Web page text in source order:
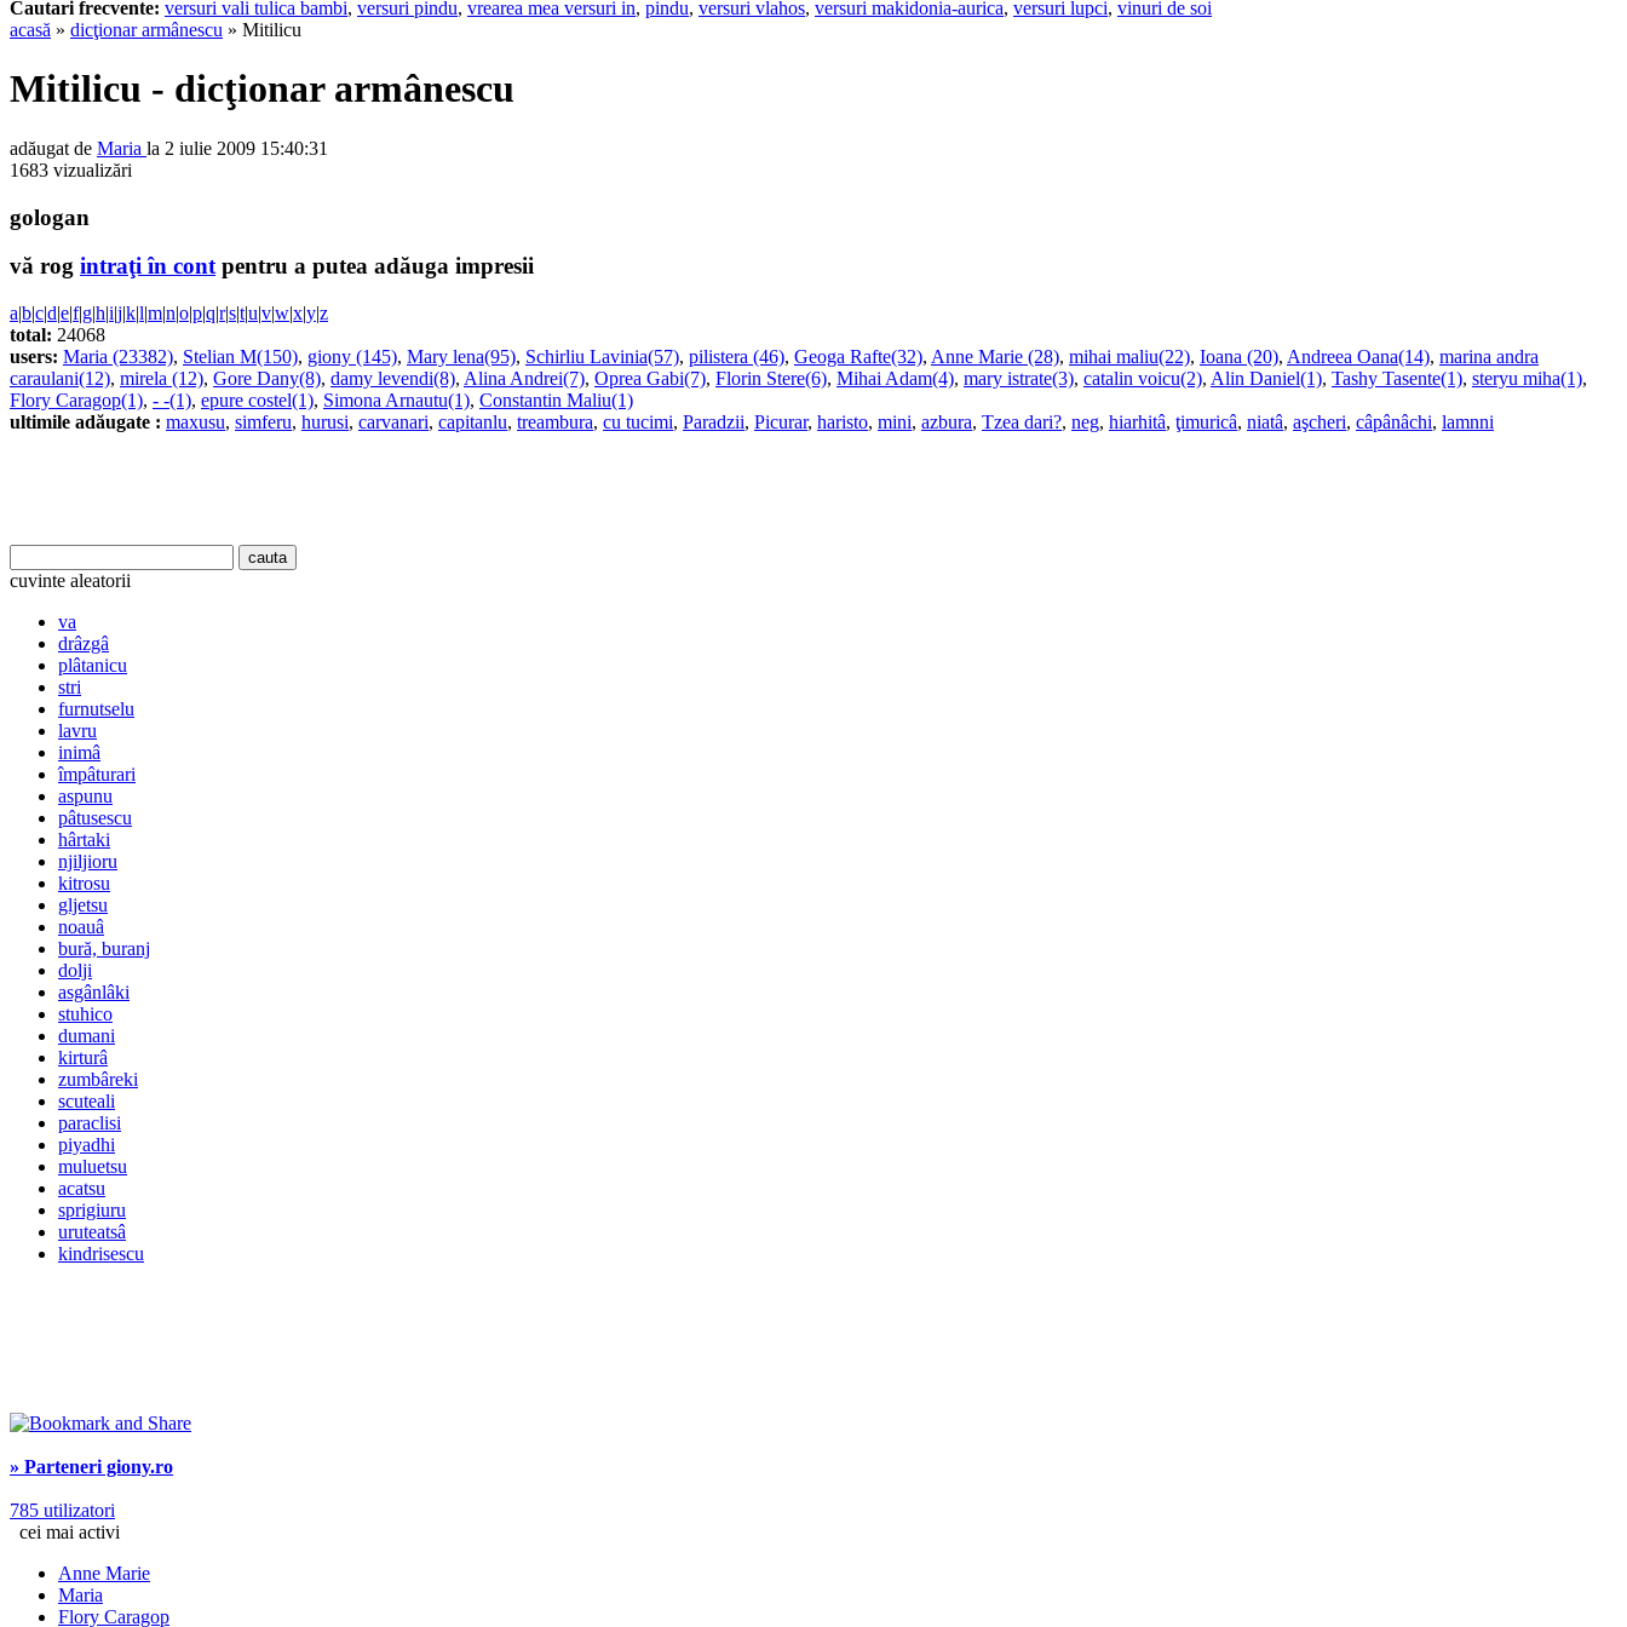
Cautari frecvente: versuri vali tulica bambi, versuri pindu, vrearea mea versuri in, pindu, versuri vlahos, versuri makidonia-aurica, versuri lupci, vinuri de soi
acasă » dicţionar armânescu » Mitilicu
Mitilicu - dicţionar armânescu
adăugat de Maria la 2 iulie 2009 15:40:31
1683 vizualizări
gologan
vă rog intraţi în contpentru a putea adăuga impresii
a|b|c|d|e|f|g|h|i|j|k|l|m|n|o|p|q|r|s|t|u|v|w|x|y|z
total: 24068
users: Maria (23382), Stelian M(150), giony (145), Mary lena(95), Schirliu Lavinia(57), pilistera (46), Geoga Rafte(32), Anne Marie (28), mihai maliu(22), Ioana (20), Andreea Oana(14), marina andra
caraulani(12), mirela (12), Gore Dany(8), damy levendi(8), Alina Andrei(7), Oprea Gabi(7), Florin Stere(6), Mihai Adam(4), mary istrate(3), catalin voicu(2), Alin Daniel(1), Tashy Tasente(1), steryu miha(1),
Flory Caragop(1), - -(1), epure costel(1), Simona Arnautu(1), Constantin Maliu(1)
ultimile adăugate : maxusu, simferu, hurusi, carvanari, capitanlu, treambura, cu tucimi, Paradzii, Picurar, haristo, mini, azbura, Tzea dari?, neg, hiarhitâ, ţimuricâ, niatâ, aşcheri, câpânâchi, lamnni
cuvinte aleatorii
va
drâzgâ
plâtanicu
stri
furnutselu
lavru
inimâ
împâturari
aspunu
pâtusescu
hârtaki
njiljioru
kitrosu
gljetsu
noauâ
bură, buranj
dolji
asgânlâki
stuhico
dumani
kirturâ
zumbâreki
scuteali
paraclisi
piyadhi
muluetsu
acatsu
sprigiuru
uruteatsâ
kindrisescu
» Parteneri giony.ro
785 utilizatori
cei mai activi
Anne Marie
Maria
Flory Caragop